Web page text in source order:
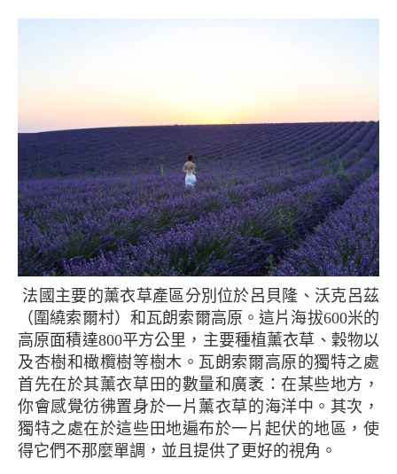
法國主要的薰衣草產區分別位於呂貝隆、沃克呂茲
（圍繞索爾村）和瓦朗索爾高原。這片海拔600米的
高原面積達800平方公里，主要種植薰衣草、穀物以
及杏樹和橄欖樹等樹木。瓦朗索爾高原的獨特之處
首先在於其薰衣草田的數量和廣袤：在某些地方，
你會感覺彷彿置身於一片薰衣草的海洋中。其次，
獨特之處在於這些田地遍布於一片起伏的地區，使
得它們不那麼單調，並且提供了更好的視角。